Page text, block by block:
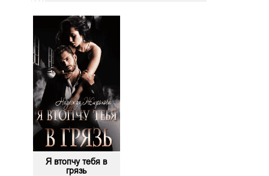
Я втопчу тебя в
грязь